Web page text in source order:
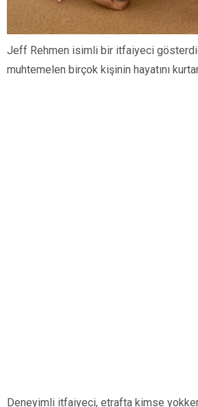
Jeff Rehmen isimli bir itfaiyeci
muhtemelen birçok kişinin hayatını
Deneyimli itfaiyeci, etrafta kimse